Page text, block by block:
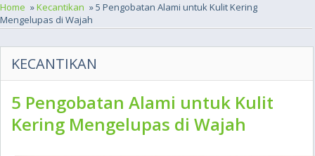
Home »Kecantikan » 5 Pengobatan Alami untuk Kulit Kering
Mengelupas di Wajah
KECANTIKAN
5 Pengobatan Alami untuk Kulit
Kering Mengelupas di Wajah